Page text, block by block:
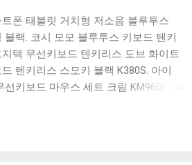
폰 태블릿 거치형 저소음 블루투스
블랙. 코시 모모 블루투스 키보드 텐키
지텍 무선키보드 텐키리스 도브 화이트
텐키리스 스모키 블랙 K380S. 아이
키보드 마우스 세트 크림 KM960RB